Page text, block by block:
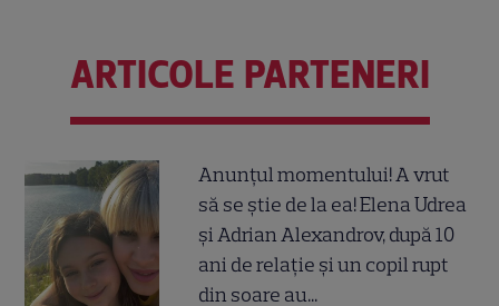
ARTICOLE PARTENERI
Anunțul momentului! A vrut
să se știe de la ea! Elena Udrea
și Adrian Alexandrov, după 10
ani de relație și un copil rupt
din soare au...